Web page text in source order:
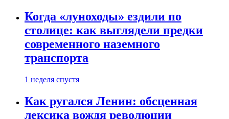
Когда «луноходы» ездили по
столице: как выглядели предки
современного наземного
транспорта
1 неделя спустя
Как ругался Ленин: обсценная
лексика вождя революции